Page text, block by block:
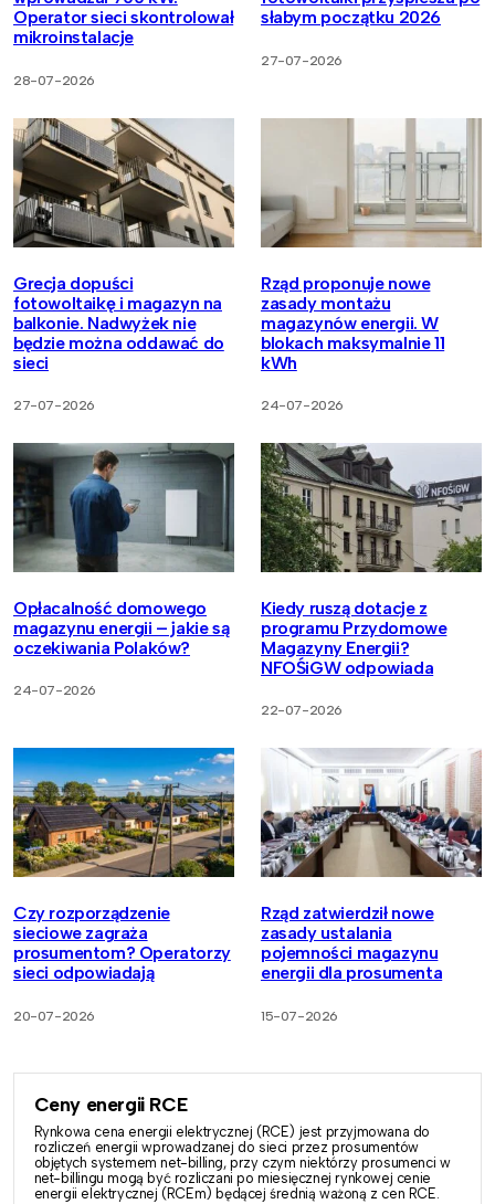
Operator sieci skontrolował
mikroinstalacje
28-07-2026
słabym początku 2026
27-07-2026
Grecja dopuści
fotowoltaikę i magazyn na
balkonie. Nadwyżek nie
będzie można oddawać do
sieci
27-07-2026
Rząd proponuje nowe
zasady montażu
magazynów energii. W
blokach maksymalnie 11
kWh
24-07-2026
Opłacalność domowego
magazynu energii – jakie są
oczekiwania Polaków?
24-07-2026
Kiedy ruszą dotacje z
programu Przydomowe
Magazyny Energii?
NFOŚiGW odpowiada
22-07-2026
Czy rozporządzenie
sieciowe zagraża
prosumentom? Operatorzy
sieci odpowiadają
20-07-2026
Rząd zatwierdził nowe
zasady ustalania
pojemności magazynu
energii dla prosumenta
15-07-2026
Ceny energii RCE
Rynkowa cena energii elektrycznej (RCE) jest przyjmowana do
rozliczeń energii wprowadzanej do sieci przez prosumentów
objętych systemem net-billing, przy czym niektórzy prosumenci w
net-billingu mogą być rozliczani po miesięcznej rynkowej cenie
energii elektrycznej (RCEm) będącej średnią ważoną z cen RCE.